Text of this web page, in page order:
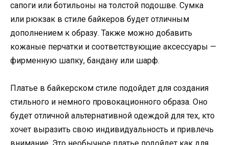
сапоги или ботильоны на толстой подошве. Сумка
или рюкзак в стиле байкеров будет отличным
дополнением к образу. Также можно добавить
кожаные перчатки и соответствующие аксессуары —
фирменную шапку, бандану или шарф.
Платье в байкерском стиле подойдет для создания
стильного и немного провокационного образа. Оно
будет отличной альтернативной одеждой для тех, кто
хочет выразить свою индивидуальность и привлечь